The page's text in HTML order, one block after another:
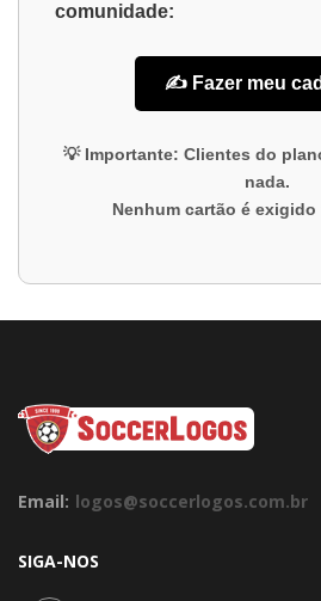
comunidade:
✍️ Fazer meu
💡 Importante: Clientes do
nada.
Nenhum cartão é
Email: logos@soccerlogos.com.br
SIGA-NOS